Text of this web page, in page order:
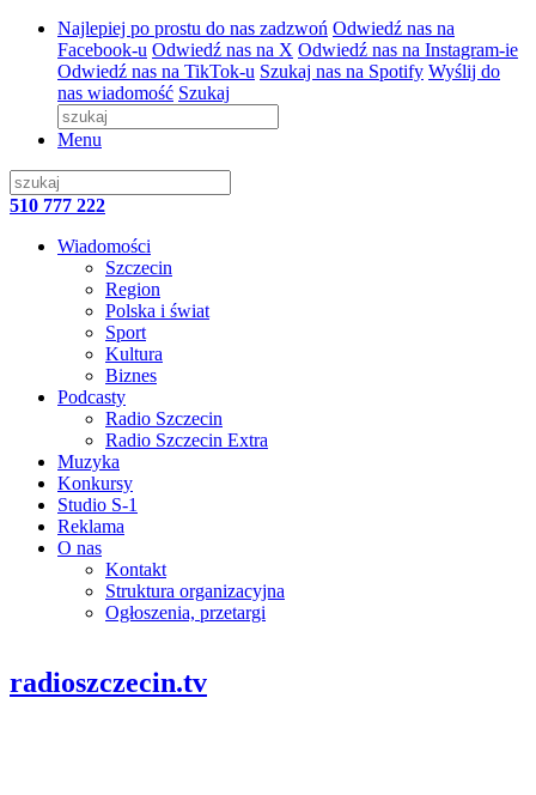
Najlepiej po prostu do nas zadzwoń Odwiedź nas na
Facebook-u Odwiedź nas na X Odwiedź nas na Instagram-ie
Odwiedź nas na TikTok-u Szukaj nas na Spotify Wyślij do
nas wiadomość Szukaj
Menu
510 777 222
Wiadomości
Szczecin
Region
Polska i świat
Sport
Kultura
Biznes
Podcasty
Radio Szczecin
Radio Szczecin Extra
Muzyka
Konkursy
Studio S-1
Reklama
O nas
Kontakt
Struktura organizacyjna
Ogłoszenia, przetargi
radioszczecin.tv